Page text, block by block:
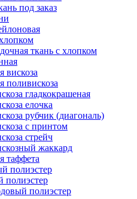
под заказ
ткань с хлопком
вискоза
поливискоза
гладкокрашеная
елочка
рубчик (диагональ)
с принтом
стрейч
жаккард
таффета
полиэстер
полиэстер
полиэстер